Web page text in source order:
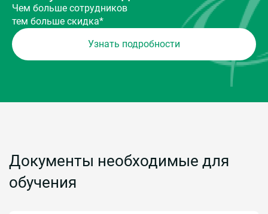
Чем больше сотрудников
тем больше скидка*
Узнать подробности
Документы необходимые для
обучения